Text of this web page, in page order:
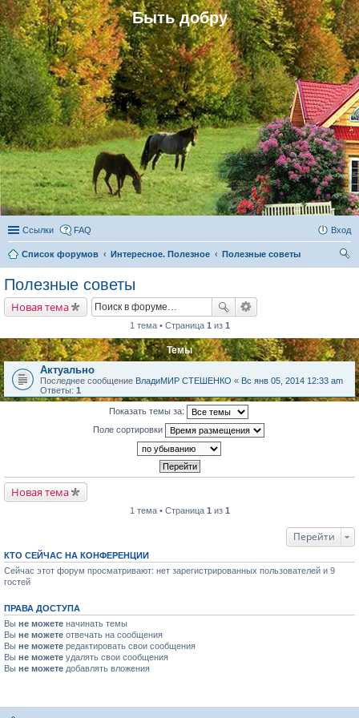
Быть добру
Ссылки FAQ Вход
Список форумов Интересное. Полезное
Полезные советы
Полезные советы
Новая тема
1 тема • Страница 1 из 1
Темы
Актуально
Последнее сообщение ВладиМИР СТЕШЕНКО « Вс янв 05, 2014 12:33 am
Ответы: 1
Показать темы за:
Поле сортировки
Новая тема
1 тема • Страница 1 из 1
Перейти
КТО СЕЙЧАС НА КОНФЕРЕНЦИИ
Сейчас этот форум просматривают: нет зарегистрированных пользователей и 9
гостей
ПРАВА ДОСТУПА
Вы не можете начинать темы
Вы не можете отвечать на сообщения
Вы не можете редактировать свои сообщения
Вы не можете удалять свои сообщения
Вы не можете добавлять вложения